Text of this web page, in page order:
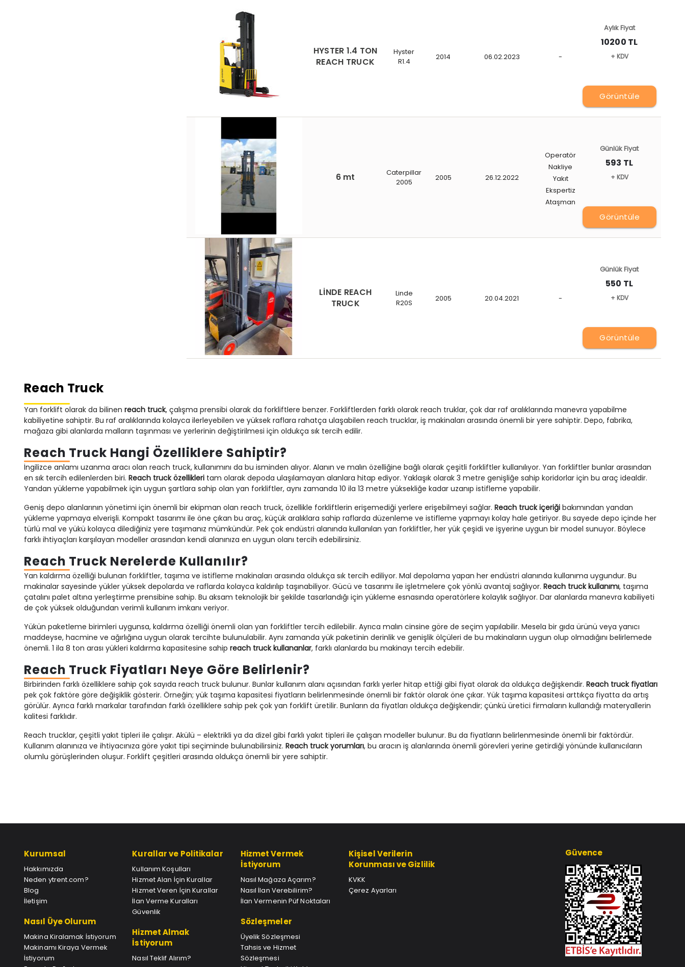
HYSTER 1.4 TON
REACH TRUCK
Hyster
R1.4
2014 06.02.2023 -
Aylık Fiyat
10200 TL
+ KDV
Görüntüle
6 mt
Caterpillar
2005
2005 26.12.2022
Operatör
Nakliye
Yakıt
Ekspertiz
Ataşman
Günlük Fiyat
593 TL
+ KDV
Görüntüle
LİNDE REACH
TRUCK
Linde
R20S
2005 20.04.2021 -
Günlük Fiyat
550 TL
+ KDV
Görüntüle
Reach Truck
Yan forklift olarak da bilinen reach truck, çalışma prensibi olarak da forkliftlere benzer. Forkliftlerden farklı olarak reach truklar, çok dar raf aralıklarında manevra yapabilme
kabiliyetine sahiptir. Bu raf aralıklarında kolayca ilerleyebilen ve yüksek raflara rahatça ulaşabilen reach trucklar, iş makinaları arasında önemli bir yere sahiptir. Depo, fabrika,
mağaza gibi alanlarda malların taşınması ve yerlerinin değiştirilmesi için oldukça sık tercih edilir.
Reach Truck Hangi Özelliklere Sahiptir?
İngilizce anlamı uzanma aracı olan reach truck, kullanımını da bu isminden alıyor. Alanın ve malın özelliğine bağlı olarak çeşitli forkliftler kullanılıyor. Yan forkliftler bunlar arasından
en sık tercih edilenlerden biri. Reach truck özellikleri tam olarak depoda ulaşılamayan alanlara hitap ediyor. Yaklaşık olarak 3 metre genişliğe sahip koridorlar için bu araç idealdir.
Yandan yükleme yapabilmek için uygun şartlara sahip olan yan forkliftler, aynı zamanda 10 ila 13 metre yüksekliğe kadar uzanıp istifleme yapabilir.
Geniş depo alanlarının yönetimi için önemli bir ekipman olan reach truck, özellikle forkliftlerin erişemediği yerlere erişebilmeyi sağlar. Reach truck içeriği bakımından yandan
yükleme yapmaya elverişli. Kompakt tasarımı ile öne çıkan bu araç, küçük aralıklara sahip raflarda düzenleme ve istifleme yapmayı kolay hale getiriyor. Bu sayede depo içinde her
türlü mal ve yükü kolayca dilediğiniz yere taşımanız mümkündür. Pek çok endüstri alanında kullanılan yan forkliftler, her yük çeşidi ve işyerine uygun bir model sunuyor. Böylece
farklı ihtiyaçları karşılayan modeller arasından kendi alanınıza en uygun olanı tercih edebilirsiniz.
Reach Truck Nerelerde Kullanılır?
Yan kaldırma özelliği bulunan forkliftler, taşıma ve istifleme makinaları arasında oldukça sık tercih ediliyor. Mal depolama yapan her endüstri alanında kullanıma uygundur. Bu
makinalar sayesinde yükler yüksek depolarda ve raflarda kolayca kaldırılıp taşınabiliyor. Gücü ve tasarımı ile işletmelere çok yönlü avantaj sağlıyor. Reach truck kullanımı, taşıma
çatalını palet altına yerleştirme prensibine sahip. Bu aksam teknolojik bir şekilde tasarlandığı için yükleme esnasında operatörlere kolaylık sağlıyor. Dar alanlarda manevra kabiliyeti
de çok yüksek olduğundan verimli kullanım imkanı veriyor.
Yükün paketleme birimleri uygunsa, kaldırma özelliği önemli olan yan forkliftler tercih edilebilir. Ayrıca malın cinsine göre de seçim yapılabilir. Mesela bir gıda ürünü veya yanıcı
maddeyse, hacmine ve ağırlığına uygun olarak tercihte bulunulabilir. Aynı zamanda yük paketinin derinlik ve genişlik ölçüleri de bu makinaların uygun olup olmadığını belirlemede
önemli. 1 ila 8 ton arası yükleri kaldırma kapasitesine sahip reach truck kullananlar, farklı alanlarda bu makinayı tercih edebilir.
Reach Truck Fiyatları Neye Göre Belirlenir?
Birbirinden farklı özelliklere sahip çok sayıda reach truck bulunur. Bunlar kullanım alanı açısından farklı yerler hitap ettiği gibi fiyat olarak da oldukça değişkendir. Reach truck fiyatları
pek çok faktöre göre değişiklik gösterir. Örneğin; yük taşıma kapasitesi fiyatların belirlenmesinde önemli bir faktör olarak öne çıkar. Yük taşıma kapasitesi arttıkça fiyatta da artış
görülür. Ayrıca farklı markalar tarafından farklı özelliklere sahip pek çok yan forklift üretilir. Bunların da fiyatları oldukça değişkendir; çünkü üretici firmaların kullandığı materyallerin
kalitesi farklıdır.
Reach trucklar, çeşitli yakıt tipleri ile çalışır. Akülü – elektrikli ya da dizel gibi farklı yakıt tipleri ile çalışan modeller bulunur. Bu da fiyatların belirlenmesinde önemli bir faktördür.
Kullanım alanınıza ve ihtiyacınıza göre yakıt tipi seçiminde bulunabilirsiniz. Reach truck yorumları, bu aracın iş alanlarında önemli görevleri yerine getirdiği yönünde kullanıcıların
olumlu görüşlerinden oluşur. Forklift çeşitleri arasında oldukça önemli bir yere sahiptir.
Kurumsal
Hakkımızda
Neden ytrent.com?
Blog
İletişim
Nasıl Üye Olurum
Makina Kiralamak İstiyorum
Makinamı Kiraya Vermek
İstiyorum
Kurallar ve Politikalar
Kullanım Koşulları
Hizmet Alan İçin Kurallar
Hizmet Veren İçin Kurallar
İlan Verme Kuralları
Güvenlik
Hizmet Almak
İstiyorum
Nasıl Teklif Alırım?
Hizmet Vermek
İstiyorum
Nasıl Mağaza Açarım?
Nasıl İlan Verebilirim?
İlan Vermenin Püf Noktaları
Sözleşmeler
Üyelik Sözleşmesi
Tahsis ve Hizmet
Sözleşmesi
Kişisel Verilerin
Korunması ve Gizlilik
KVKK
Çerez Ayarları
Güvence